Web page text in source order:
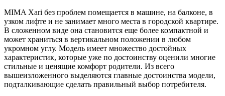
MIMA Xari без проблем помещается в машине, на балконе, в
узком лифте и не занимает много места в городской квартире.
В сложенном виде она становится еще более компактной и
может храниться в вертикальном положении в любом
укромном углу. Модель имеет множество достойных
характеристик, которые уже по достоинству оценили многие
стильные и ценящие комфорт родители. Из всего
вышеизложенного выделяются главные достоинства модели,
подталкивающие сделать правильный выбор потребителя.